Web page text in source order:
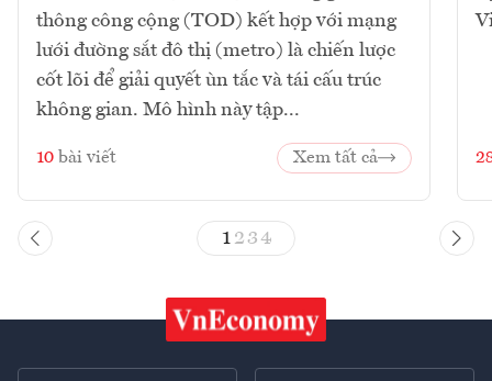
thông công cộng (TOD) kết hợp với mạng
lưới đường sắt đô thị (metro) là chiến lược
cốt lõi để giải quyết ùn tắc và tái cấu trúc
không gian. Mô hình này tập...
10 bài viết Xem tất cả
1 23 4